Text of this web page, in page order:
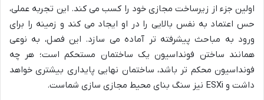
اولین جزء از زیرساخت مجازی خود را کسب می کند. این تجربه عملی،
حس اعتماد به نفس بالایی را در او ایجاد می کند و زمینه را برای
ورود به مباحث پیشرفته تر آماده می سازد. این فصل، به نوعی
همانند ساختن فونداسیون یک ساختمان مستحکم است؛ هر چه
فونداسیون محکم تر باشد، ساختمان نهایی پایداری بیشتری خواهد
داشت و ESXi نیز سنگ بنای محیط مجازی سازی شماست.